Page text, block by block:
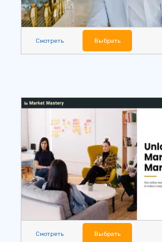
Смотреть Выбрать
Смотреть Выбрать